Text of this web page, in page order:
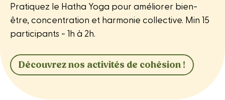
Pratiquez le Hatha Yoga pour améliorer bien-
être, concentration et harmonie collective. Min 15
participants - 1h à 2h.
Découvrez nos activités de cohésion !